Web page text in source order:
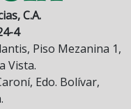
C.A.
4
Piso Mezanina 1,
Vista.
Edo. Bolívar,